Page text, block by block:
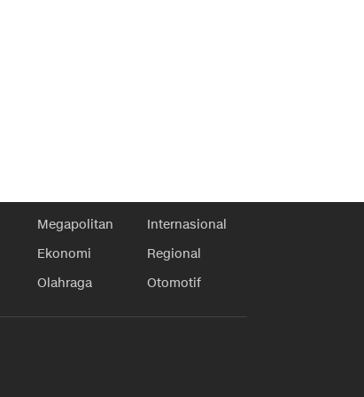
Megapolitan
Internasional
Ekonomi
Regional
Olahraga Otomotif